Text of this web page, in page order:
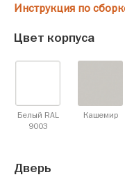
Инструкция по
Цвет корпуса
Белый RAL
9003
Кашемир
Дверь